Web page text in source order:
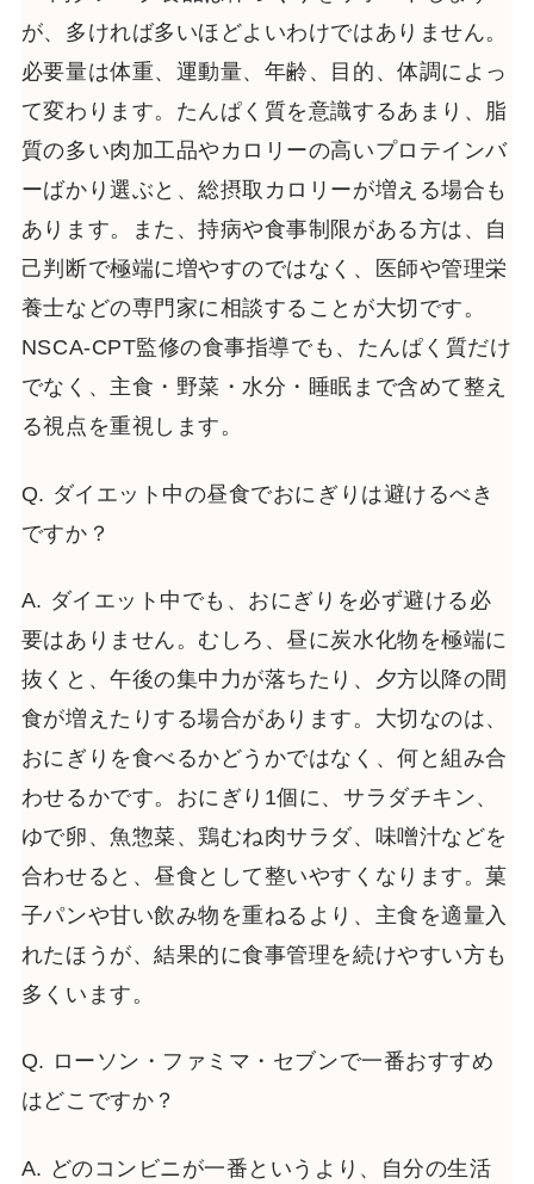
が、多ければ多いほどよいわけではありません。
必要量は体重、運動量、年齢、目的、体調によっ
て変わります。たんぱく質を意識するあまり、脂
質の多い肉加工品やカロリーの高いプロテインバ
ーばかり選ぶと、総摂取カロリーが増える場合も
あります。また、持病や食事制限がある方は、自
己判断で極端に増やすのではなく、医師や管理栄
養士などの専門家に相談することが大切です。
NSCA-CPT監修の食事指導でも、たんぱく質だけ
でなく、主食・野菜・水分・睡眠まで含めて整え
る視点を重視します。
Q. ダイエット中の昼食でおにぎりは避けるべき
ですか？
A. ダイエット中でも、おにぎりを必ず避ける必
要はありません。むしろ、昼に炭水化物を極端に
抜くと、午後の集中力が落ちたり、夕方以降の間
食が増えたりする場合があります。大切なのは、
おにぎりを食べるかどうかではなく、何と組み合
わせるかです。おにぎり1個に、サラダチキン、
ゆで卵、魚惣菜、鶏むね肉サラダ、味噌汁などを
合わせると、昼食として整いやすくなります。菓
子パンや甘い飲み物を重ねるより、主食を適量入
れたほうが、結果的に食事管理を続けやすい方も
多くいます。
Q. ローソン・ファミマ・セブンで一番おすすめ
はどこですか？
A. どのコンビニが一番というより、自分の生活